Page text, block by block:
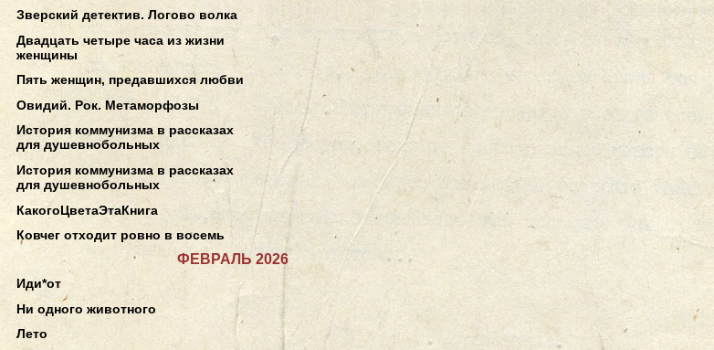
Зверский детектив. Логово волка
Двадцать четыре часа из жизни
женщины
Пять женщин, предавшихся любви
Овидий. Рок. Метаморфозы
История коммунизма в рассказах
для душевнобольных
История коммунизма в рассказах
для душевнобольных
КакогоЦветаЭтаКнига
Ковчег отходит ровно в восемь
ФЕВРАЛЬ 2026
Иди*от
Ни одного животного
Лето